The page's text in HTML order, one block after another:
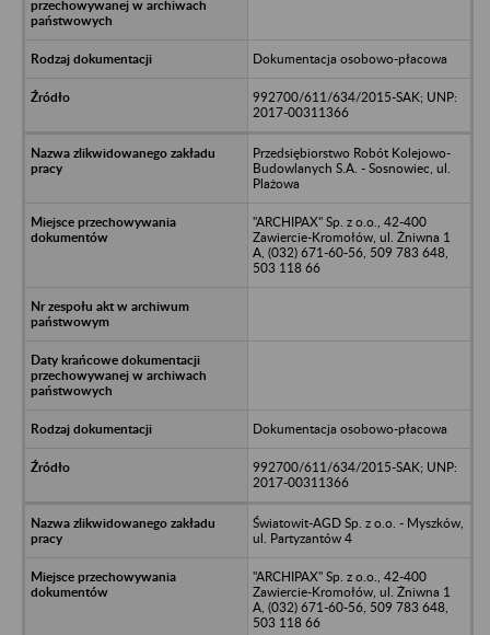
Dokumentacja osobowo-płacowa
992700/611/634/2015-SAK; UNP:
2017-00311366
Przedsiębiorstwo Robót Kolejowo-
Budowlanych S.A. - Sosnowiec, ul.
Plażowa
"ARCHIPAX" Sp. z o.o., 42-400
Zawiercie-Kromołów, ul. Żniwna 1
A, (032) 671-60-56, 509 783 648,
503 118 66
Dokumentacja osobowo-płacowa
992700/611/634/2015-SAK; UNP:
2017-00311366
Światowit-AGD Sp. z o.o. - Myszków,
ul. Partyzantów 4
"ARCHIPAX" Sp. z o.o., 42-400
Zawiercie-Kromołów, ul. Żniwna 1
A, (032) 671-60-56, 509 783 648,
503 118 66